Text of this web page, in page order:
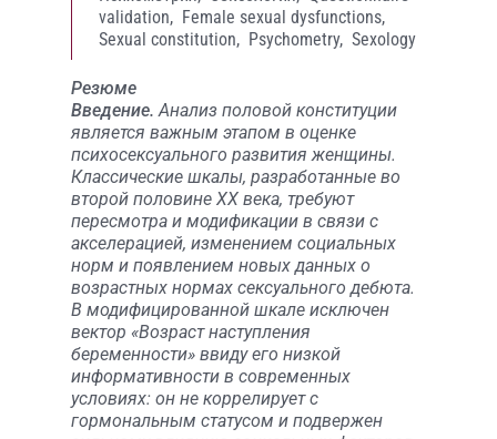
validation, Female sexual dysfunctions,
Sexual constitution, Psychometry, Sexology
Резюме
Введение.Анализ половой конституции
является важным этапом в оценке
психосексуального развития женщины.
Классические шкалы, разработанные во
второй половине XX века, требуют
пересмотра и модификации в связи с
акселерацией, изменением социальных
норм и появлением новых данных о
возрастных нормах сексуального дебюта.
В модифицированной шкале исключен
вектор «Возраст наступления
беременности» ввиду его низкой
информативности в современных
условиях: он не коррелирует с
гормональным статусом и подвержен